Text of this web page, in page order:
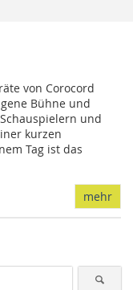
von Corocord
Bühne und
und
kurzen
Tag ist das
mehr